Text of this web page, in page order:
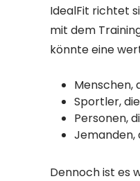
IdealFit richtet
mit dem
könnte eine
Menschen,
Sportler,
Personen,
Jemanden,
Dennoch ist es